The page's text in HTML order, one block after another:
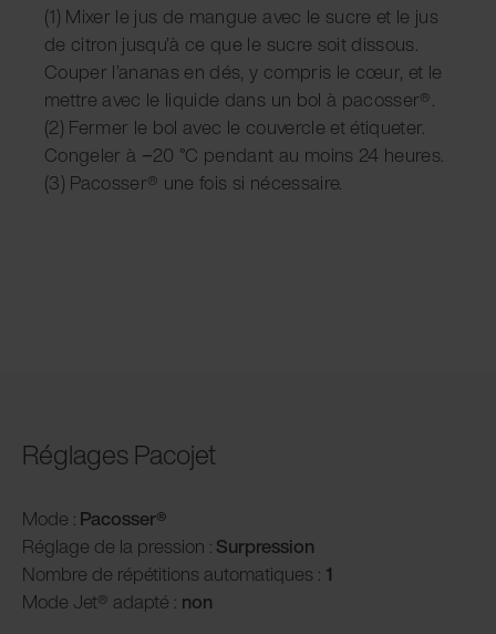
(1) Mixer le jus de mangue avec le sucre et le jus
de citron jusqu’à ce que le sucre soit dissous.
Couper l’ananas en dés, y compris le cœur, et le
mettre avec le liquide dans un bol à pacosser®.
(2) Fermer le bol avec le couvercle et étiqueter.
Congeler à −20 °C pendant au moins 24 heures.
(3) Pacosser® une fois si nécessaire.
Réglages Pacojet
Mode : Pacosser®
Réglage de la pression : Surpression
Nombre de répétitions automatiques : 1
Mode Jet® adapté : non